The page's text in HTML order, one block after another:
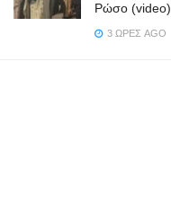
Ρώσο (video)
3 ΏΡΕΣ AGO